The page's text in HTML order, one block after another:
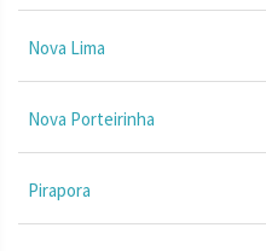
Nova Lima
Nova Porteirinha
Pirapora